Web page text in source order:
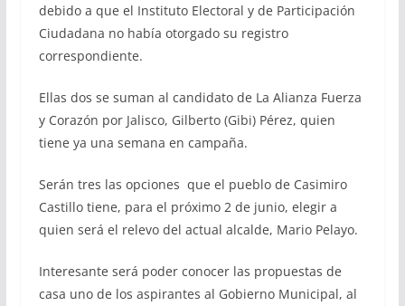
debido a que el Instituto Electoral y de Participación
Ciudadana no había otorgado su registro
correspondiente.
Ellas dos se suman al candidato de La Alianza Fuerza
y Corazón por Jalisco, Gilberto (Gibi) Pérez, quien
tiene ya una semana en campaña.
Serán tres las opciones que el pueblo de Casimiro
Castillo tiene, para el próximo 2 de junio, elegir a
quien será el relevo del actual alcalde, Mario Pelayo.
Interesante será poder conocer las propuestas de
casa uno de los aspirantes al Gobierno Municipal, al